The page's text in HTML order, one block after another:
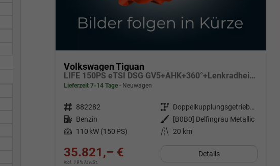
Volkswagen Tiguan
LIFE 150PS eTSI DSG GV5+AHK+360°+Lenkradheiz+IQ.Drive+ACC+App+eHeck+LED
Lieferzeit 7-14 Tage Neuwagen
Fahrzeugnr. 882282 Getriebe
Doppelkupplungsgetriebe (DSG)
Kraftstoff Benzin Außenfarbe
[B0B0] Delfingrau Metallic
Leistung 110 kW (150 PS) Kilometerstand 20 km
35.821,– €
incl. 19% MwSt.
Details